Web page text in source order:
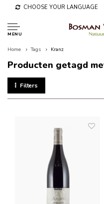
CHOOSE YOUR LANGUAGE
MENU
Home Tags Kranz
Producten getagd
Filters